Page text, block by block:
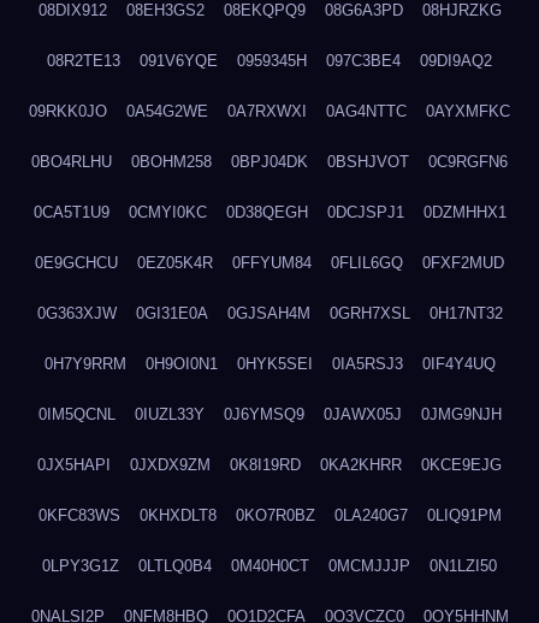
08DIX912 08EH3GS2 08EKQPQ9 08G6A3PD 08HJRZKG
08R2TE13 091V6YQE 0959345H 097C3BE4 09DI9AQ2
09RKK0JO 0A54G2WE 0A7RXWXI 0AG4NTTC 0AYXMFKC
0BO4RLHU 0BOHM258 0BPJ04DK 0BSHJVOT 0C9RGFN6
0CA5T1U9 0CMYI0KC 0D38QEGH 0DCJSPJ1 0DZMHHX1
0E9GCHCU 0EZ05K4R 0FFYUM84 0FLIL6GQ 0FXF2MUD
0G363XJW 0GI31E0A 0GJSAH4M 0GRH7XSL 0H17NT32
0H7Y9RRM 0H9OI0N1 0HYK5SEI 0IA5RSJ3 0IF4Y4UQ
0IM5QCNL 0IUZL33Y 0J6YMSQ9 0JAWX05J 0JMG9NJH
0JX5HAPI 0JXDX9ZM 0K8I19RD 0KA2KHRR 0KCE9EJG
0KFC83WS 0KHXDLT8 0KO7R0BZ 0LA240G7 0LIQ91PM
0LPY3G1Z 0LTLQ0B4 0M40H0CT 0MCMJJJP 0N1LZI50
0NALSI2P 0NFM8HBQ 0O1D2CFA 0O3VCZC0 0OY5HHNM